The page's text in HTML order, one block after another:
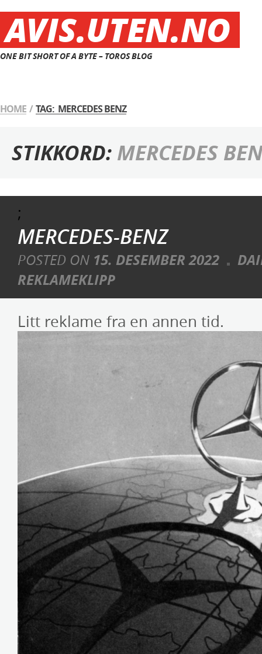
AVIS.UTEN.NO
ONE BIT SHORT OF A BYTE – TOROS BLOG
HOME /TAG: MERCEDES BENZ
STIKKORD: MERCEDES
;
MERCEDES-BENZ
POSTED ON 15. DESEMBER 2022
REKLAMEKLIPP
Litt reklame fra en annen tid.